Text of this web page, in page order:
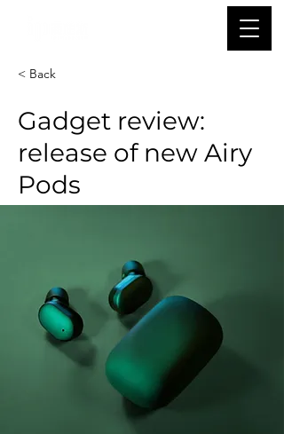
< Back
Gadget review:
release of new Airy
Pods